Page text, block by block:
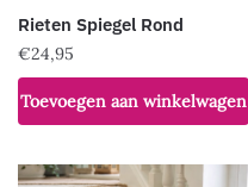
Rieten Spiegel Rond
€24,95
Toevoegen aan winkelwagen